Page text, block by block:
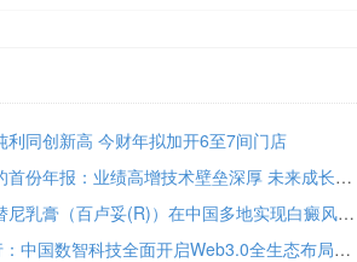
同创新高 今财年拟加开6至7间门店
泽景股份披露上市后的首份年报：业绩高增技术壁垒深厚 未来成长潜力十足
康哲药业：磷酸芦可替尼乳膏（百卢妥(R)）在中国多地实现白癜风首批处方落地
向”数”而生 由”智”而行：中国数智科技全面开启Web3.0全生态布局